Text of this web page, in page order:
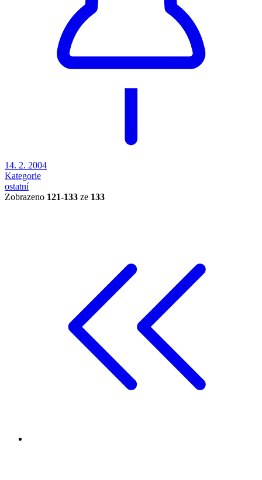
14. 2. 2004
Kategorie
ostatní
Zobrazeno 121-133 ze 133